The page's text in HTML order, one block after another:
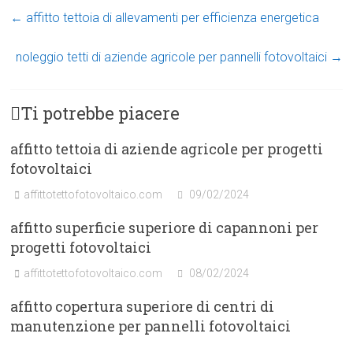
← affitto tettoia di allevamenti per efficienza energetica
noleggio tetti di aziende agricole per pannelli fotovoltaici →
Ti potrebbe piacere
affitto tettoia di aziende agricole per progetti
fotovoltaici
affittotettofotovoltaico.com 09/02/2024
affitto superficie superiore di capannoni per
progetti fotovoltaici
affittotettofotovoltaico.com 08/02/2024
affitto copertura superiore di centri di
manutenzione per pannelli fotovoltaici